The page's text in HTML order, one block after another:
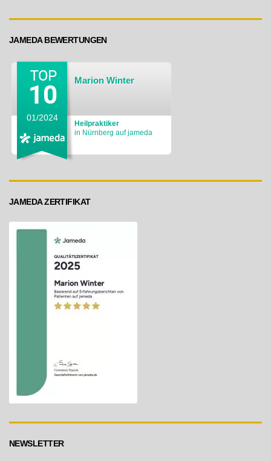
JAMEDA BEWERTUNGEN
Marion Winter
Heilpraktiker
in Nürnberg auf jameda
01/2024
JAMEDA ZERTIFIKAT
NEWSLETTER